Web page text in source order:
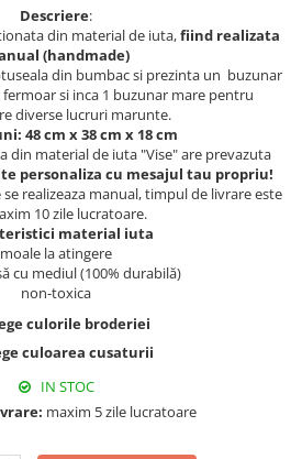
a
lemn
pluta
Descriere:
din material de iuta,fiind realizata
(handmade)
din bumbac si prezinta un buzunar
si inca 1 buzunar mare pentru
diverse lucruri marunte.
48 cm x 38 cm x 18 cm
din material de iuta "Vise" are prevazuta
personaliza cu mesajul tau propriu!
realizeaza manual, timpul de livrare este
10 zile lucratoare.
material iuta
moale la atingere
cu mediul (100% durabilă)
non-toxica
culorile broderiei
culoarea cusaturii
IN STOC
maxim 5 zile lucratoare